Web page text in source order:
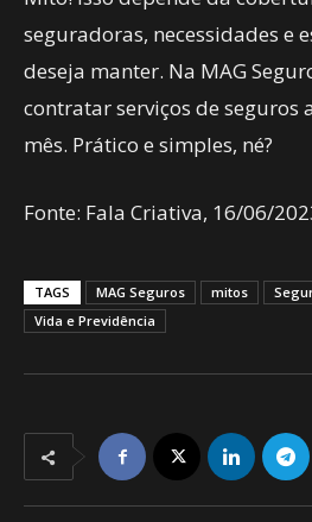
seguradoras, necessidades e
deseja manter. Na MAG
contratar serviços de seguros
mês. Prático e simples, né?
Fonte: Fala Criativa, 16/06/
TAGS MAG Seguros mitos
Vida e Previdência